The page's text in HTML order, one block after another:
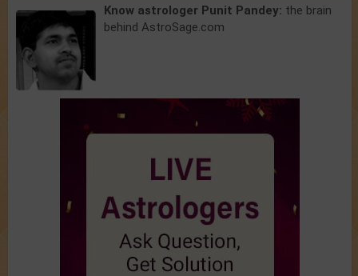
Know astrologer Punit Pandey: the brain
behind AstroSage.com